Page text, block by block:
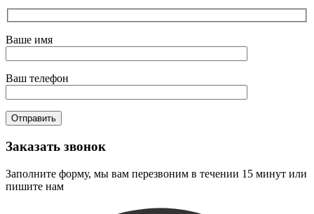
Ваше имя
Ваш телефон
Заказать звонок
Заполните форму, мы вам перезвоним в течении 15 минут или
пишите нам